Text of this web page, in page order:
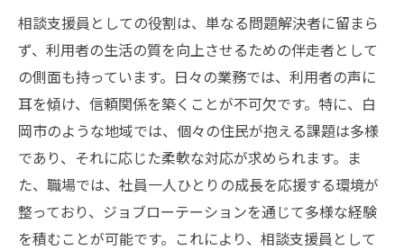
相談支援員としての役割は、単なる問題解決者に留まら
ず、利用者の生活の質を向上させるための伴走者として
の側面も持っています。日々の業務では、利用者の声に
耳を傾け、信頼関係を築くことが不可欠です。特に、白
岡市のような地域では、個々の住民が抱える課題は多様
であり、それに応じた柔軟な対応が求められます。ま
た、職場では、社員一人ひとりの成長を応援する環境が
整っており、ジョブローテーションを通じて多様な経験
を積むことが可能です。これにより、相談支援員として